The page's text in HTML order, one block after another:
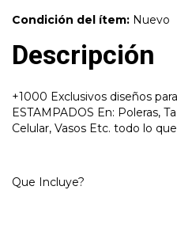
Condición del ítem: Nuevo
Descripción
+1000 Exclusivos diseños
ESTAMPADOS En: Poleras,
Celular, Vasos Etc. todo lo
Que Incluye?